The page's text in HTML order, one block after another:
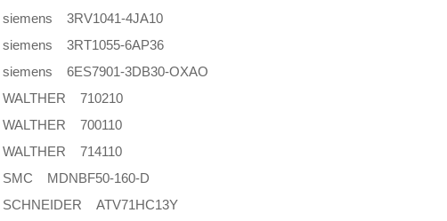
siemens 3RV1041-4JA10
siemens 3RT1055-6AP36
siemens 6ES7901-3DB30-OXAO
WALTHER 710210
WALTHER 700110
WALTHER 714110
SMC MDNBF50-160-D
SCHNEIDER ATV71HC13Y